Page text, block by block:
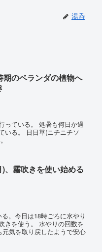
湯呑
期のベランダの植物へ
っている。 処暑も何日か過
いる。 日日草(ニチニチソ
、霧吹きを使い始める
。今日は18時ごろに水やり
きを使う。 水やりの回数を
気を取り戻したようで安心